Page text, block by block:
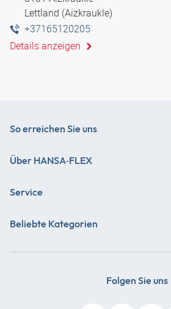
Lettland (Aizkraukle)
+37165120205
Details anzeigen
So erreichen Sie uns
Über HANSA‑FLEX
Service
Beliebte Kategorien
Folgen Sie uns